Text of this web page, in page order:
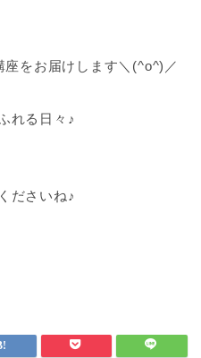
をお届けします＼(^o^)／
れる日々♪
ださいね♪